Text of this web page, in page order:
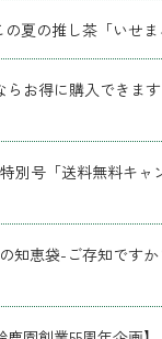
夏の推し茶「いせま
らお得に購入できま
別号「送料無料キャ
知恵袋-ご存知です